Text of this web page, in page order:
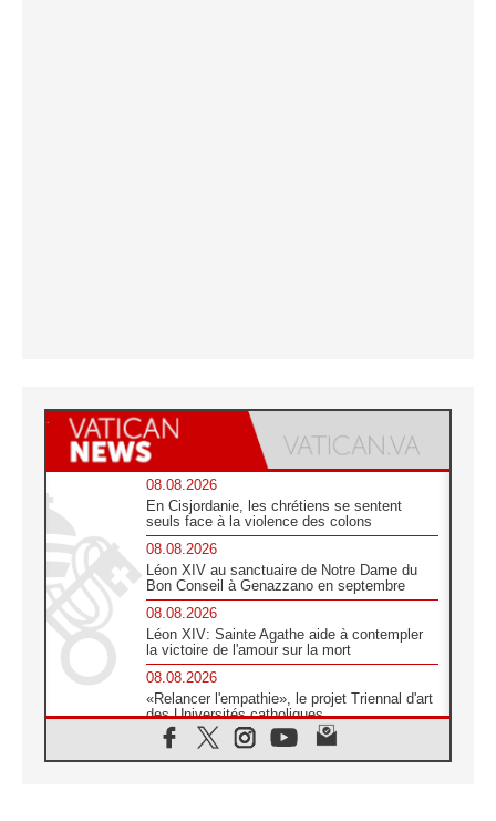
08.08.2026
En Cisjordanie, les chrétiens se sentent
seuls face à la violence des colons
08.08.2026
Léon XIV au sanctuaire de Notre Dame du
Bon Conseil à Genazzano en septembre
08.08.2026
Léon XIV: Sainte Agathe aide à contempler
la victoire de l'amour sur la mort
08.08.2026
«Relancer l'empathie», le projet Triennal d'art
des Universités catholiques
08.08.2026
Signis 2026, donner la parole aux religieuses